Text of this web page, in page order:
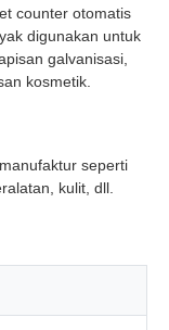
counter otomatis
digunakan untuk
galvanisasi,
kosmetik.
seperti
kulit, dll.